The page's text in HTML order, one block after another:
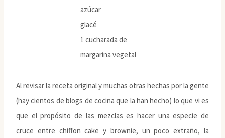
azúcar
glacé
1 cucharada de
margarina vegetal
Al revisar la receta original y muchas otras hechas por la gente
(hay cientos de blogs de cocina que la han hecho) lo que vi es
que el propósito de las mezclas es hacer una especie de
cruce entre chiffon cake y brownie, un poco extraño, la